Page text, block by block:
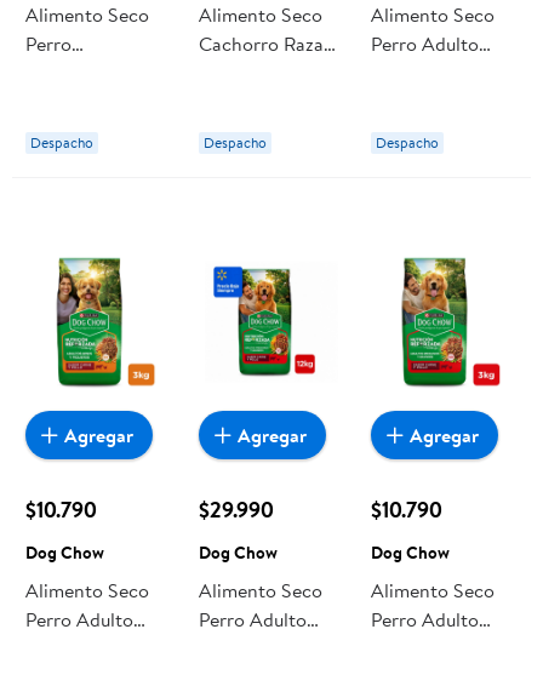
Alimento Seco
Perro
Bolsa 3 Kg Dog
Chow
Despacho
Alimento Seco
Cachorro Raza
Bolsa 3 Kg Dog
Chow
Despacho
Alimento Seco
Perro Adulto
Bolsa 8 Kg Dog
Chow
Despacho
$10.790
Dog Chow
Alimento Seco
Perro Adulto
Agregar
$29.990
Dog Chow
Alimento Seco
Perro Adulto
Agregar
$10.790
Dog Chow
Alimento Seco
Perro Adulto
Agregar